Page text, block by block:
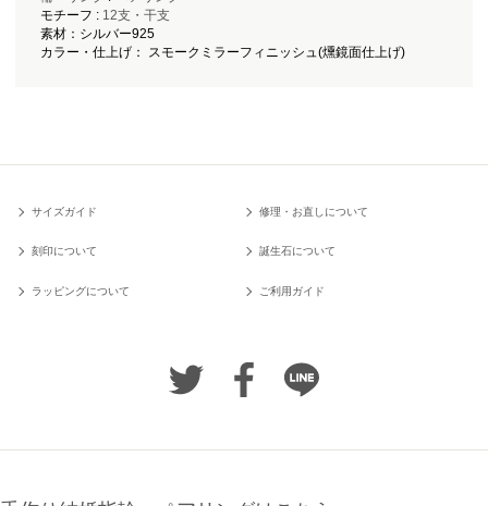
モチーフ : 12支・干支
素材：シルバー925
カラー・仕上げ： スモークミラーフィニッシュ(燻鏡面仕上げ)
サイズガイド 修理・お直しについて
刻印について 誕生石について
ラッピングについて ご利用ガイド